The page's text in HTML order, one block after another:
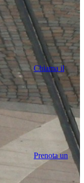
Chiama il
Prenota un